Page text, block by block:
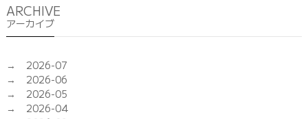
ARCHIVE
アーカイブ
2026-07
2026-06
2026-05
2026-04